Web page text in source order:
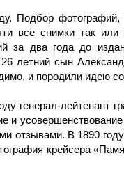
Подбор фотографий,
все снимки так
за два года до
летний сын
и породили идею
генерал-лейтенант
и
отзывами. В 1890
крейсера